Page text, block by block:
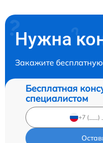
Нужна
Закажите
Бесплатная
специалистом